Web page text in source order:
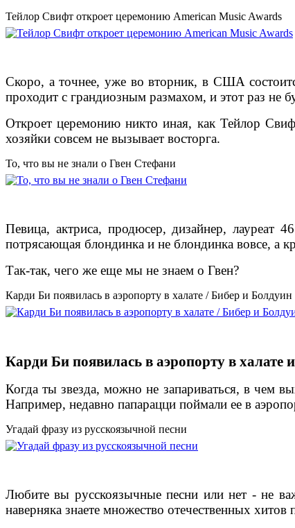
Тейлор Свифт откроет церемонию American Music Awards
Скоро, а точнее, уже во вторник, в США
проходит с грандиозным размахом, и этот раз не
Откроет церемонию никто иная, как Тейлор
хозяйки совсем не вызывает восторга.
То, что вы не знали о Гвен Стефани
Певица, актриса, продюсер, дизайнер,
потрясающая блондинка и не блондинка вовсе, а
Так-так, чего же еще мы не знаем о Гвен?
Карди Би появилась в аэропорту в халате / Бибер и
Карди Би появилась в аэропорту в халате
Когда ты звезда, можно не запариваться, в чем
Например, недавно папарацци поймали ее в
Угадай фразу из русскоязычной песни
Любите вы русскоязычные песни или нет - не
наверняка знаете множество отечественных